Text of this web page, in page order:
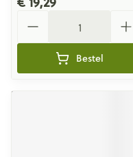
Bestel